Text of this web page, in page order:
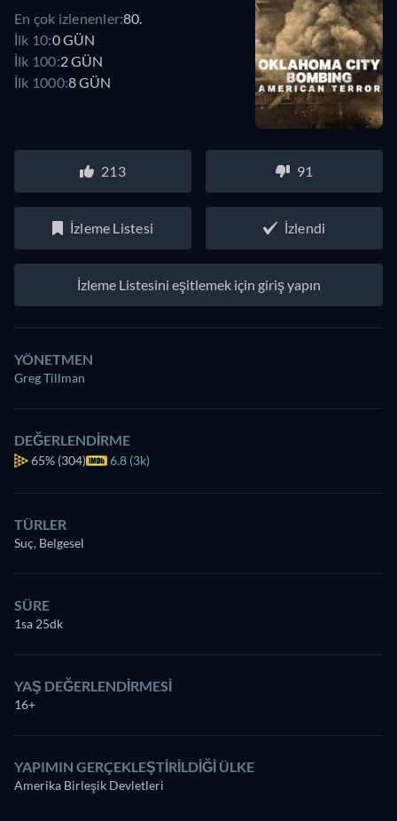
En çok izlenenler:80.
İlk 10:0 GÜN
İlk 100:2 GÜN
İlk 1000:8 GÜN
213 91
İzleme Listesi İzlendi
İzleme Listesini eşitlemek için giriş yapın
YÖNETMEN
Greg Tillman
DEĞERLENDIRME
65% (304) 6.8 (3k)
TÜRLER
Suç, Belgesel
SÜRE
1sa 25dk
YAŞ DEĞERLENDIRMESI
16+
YAPIMIN GERÇEKLEŞTIRILDIĞI ÜLKE
Amerika Birleşik Devletleri